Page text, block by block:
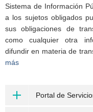
Sistema de Información
a los sujetos obligados
sus obligaciones de
como cualquier otra
difundir en materia de
más
Portal de